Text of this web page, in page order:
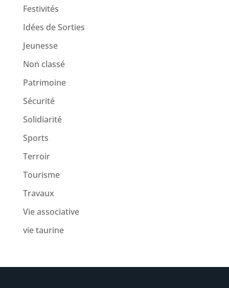
Festivités
Idées de Sorties
Jeunesse
Non classé
Patrimoine
Sécurité
Solidiarité
Sports
Terroir
Tourisme
Travaux
Vie associative
vie taurine